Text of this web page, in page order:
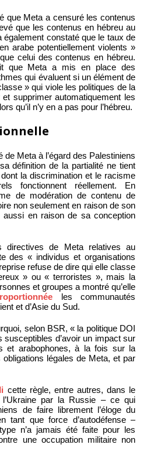
que Meta a censuré les contenus
que les contenus en hébreu au
constaté que le taux de
arabe potentiellement violents »
celui des contenus en hébreu.
que Meta a mis en place des
qui évaluent si un élément de
» qui viole les politiques de la
supprimer automatiquement les
qu’il n’y en a pas pour l’hébreu.
de Meta à l’égard des Palestiniens
définition de la partialité ne tient
la discrimination et le racisme
fonctionnent réellement. En
de modération de contenu de
non seulement en raison de son
aussi en raison de sa conception
directives de Meta relatives au
des « individus et organisations
refuse de dire qui elle classe
» ou « terroristes », mais la
et groupes a montré qu’elle
les communautés
et d’Asie du Sud.
selon BSR, « la politique DOI
d’avoir un impact sur
et arabophones, à la fois sur la
obligations légales de Meta, et par
cette règle, entre autres, dans le
l’Ukraine par la Russie – ce qui
de faire librement l’éloge du
tant que force d’autodéfense –
n’a jamais été faite pour les
une occupation militaire non